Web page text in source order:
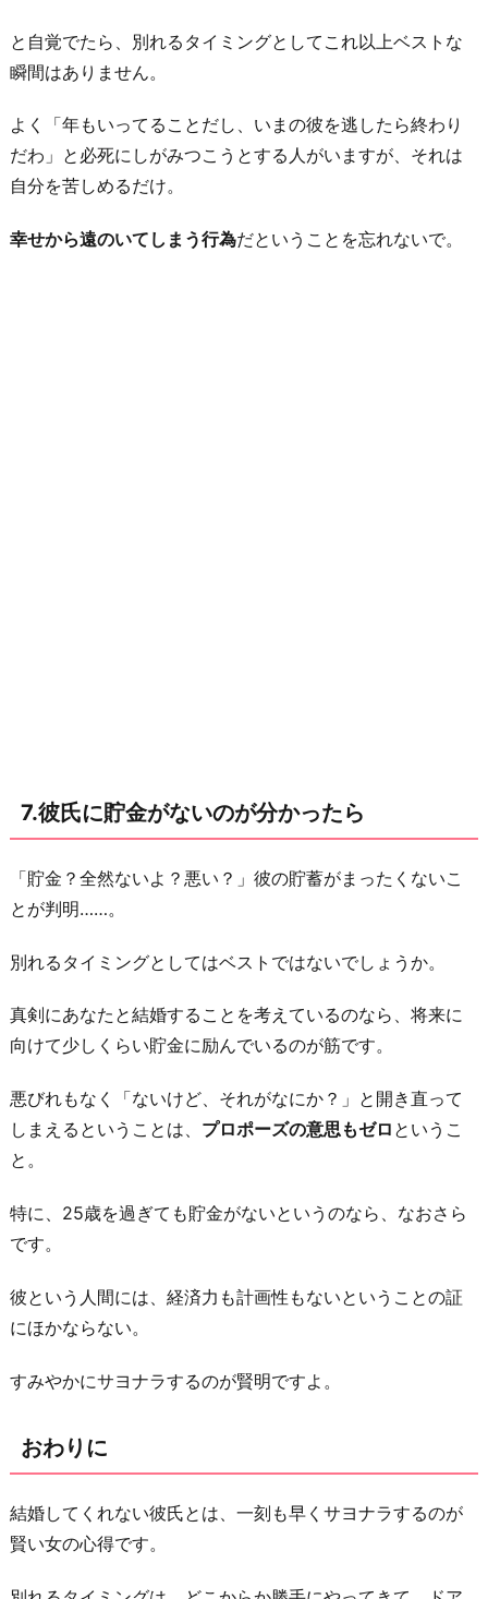
と自覚でたら、別れるタイミングとしてこれ以上ベストな
瞬間はありません。
よく「年もいってることだし、いまの彼を逃したら終わり
だわ」と必死にしがみつこうとする人がいますが、それは
自分を苦しめるだけ。
幸せから遠のいてしまう行為だということを忘れないで。
7.彼氏に貯金がないのが分かったら
「貯金？全然ないよ？悪い？」彼の貯蓄がまったくないこ
とが判明……。
別れるタイミングとしてはベストではないでしょうか。
真剣にあなたと結婚することを考えているのなら、将来に
向けて少しくらい貯金に励んでいるのが筋です。
悪びれもなく「ないけど、それがなにか？」と開き直って
しまえるということは、 プロポーズの意思もゼロ というこ
と。
特に、25歳を過ぎても貯金がないというのなら、なおさら
です。
彼という人間には、経済力も計画性もないということの証
にほかならない。
すみやかにサヨナラするのが賢明ですよ。
おわりに
結婚してくれない彼氏とは、一刻も早くサヨナラするのが
賢い女の心得です。